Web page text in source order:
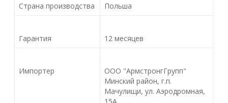
Страна производства Польша
Гарантия 12 месяцев
Импортер
ООО "АрмстронгГрупп"
Минский район, г.п.
Мачулищи, ул. Аэродромная,
15А